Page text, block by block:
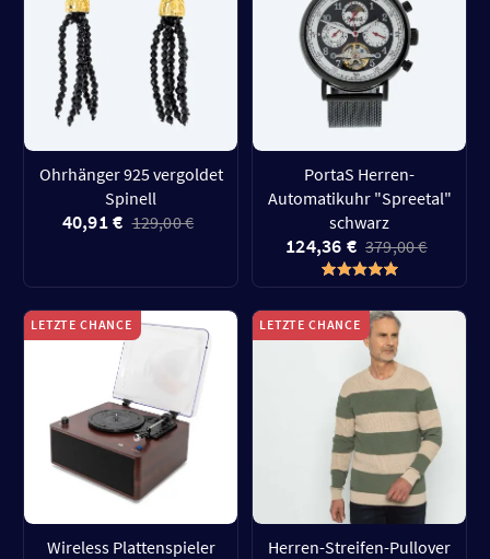
Ohrhänger 925 vergoldet
Spinell
40,91 € 129,00 €
PortaS Herren-
Automatikuhr "Spreetal"
schwarz
124,36 € 379,00 €
LETZTE CHANCE
Wireless Plattenspieler
LETZTE CHANCE
Herren-Streifen-Pullover